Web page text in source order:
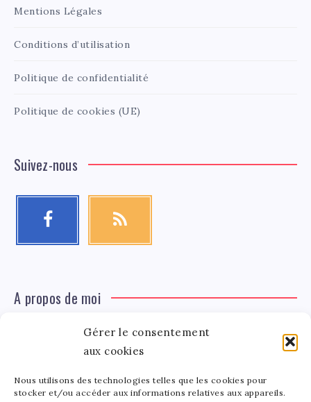
Gérer le consentement
aux cookies
Nous utilisons des technologies telles que les cookies pour
stocker et/ou accéder aux informations relatives aux appareils.
Mentions Légales
Conditions d’utilisation
Politique de confidentialité
Politique de cookies (UE)
Suivez-nous
A propos de moi
Léa Tinger
Fondatrice